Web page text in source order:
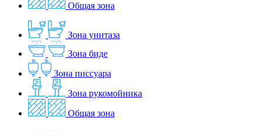
Общая зона
Зона унитаза
Зона биде
Зона писсуара
Зона рукомойника
Общая зона